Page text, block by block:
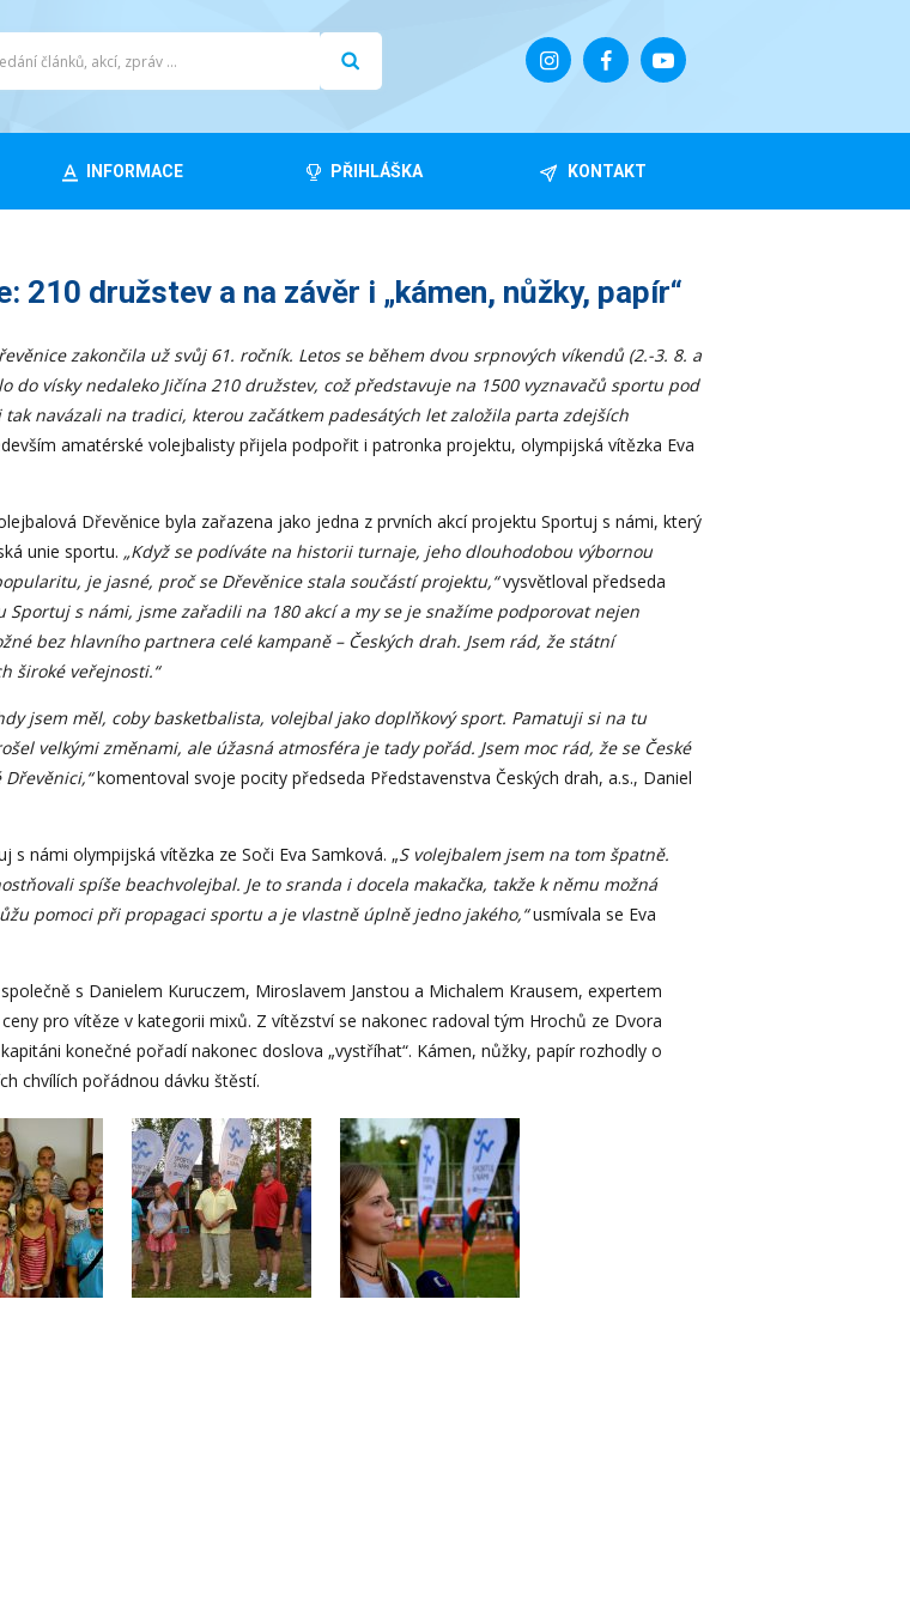
INFORMACE PŘIHLÁŠKA KONTAKT
210 družstev a na závěr i „kámen, nůžky, papír“
zakončila už svůj 61. ročník. Letos se během dvou srpnových víkendů (2.-3. 8. a
do vísky nedaleko Jičína 210 družstev, což představuje na 1500 vyznavačů sportu pod
tak navázali na tradici, kterou začátkem padesátých let založila parta zdejších
amatérské volejbalisty přijela podpořit i patronka projektu, olympijská vítězka Eva
Dřevěnice byla zařazena jako jedna z prvních akcí projektu Sportuj s námi, který
unie sportu. „Když se podíváte na historii turnaje, jeho dlouhodobou výbornou
je jasné, proč se Dřevěnice stala součástí projektu,“vysvětloval předseda
Sportuj s námi, jsme zařadili na 180 akcí a my se je snažíme podporovat nejen
bez hlavního partnera celé kampaně – Českých drah. Jsem rád, že státní
široké veřejnosti.“
jsem měl, coby basketbalista, volejbal jako doplňkový sport. Pamatuji si na tu
velkými změnami, ale úžasná atmosféra je tady pořád. Jsem moc rád, že se České
komentoval svoje pocity předseda Představenstva Českých drah, a.s., Daniel
námi olympijská vítězka ze Soči Eva Samková. „S volejbalem jsem na tom špatně.
spíše beachvolejbal. Je to sranda i docela makačka, takže k němu možná
pomoci při propagaci sportu a je vlastně úplně jedno jakého,“usmívala se Eva
s Danielem Kuruczem, Miroslavem Janstou a Michalem Krausem, expertem
pro vítěze v kategorii mixů. Z vítězství se nakonec radoval tým Hrochů ze Dvora
konečné pořadí nakonec doslova „vystříhat“. Kámen, nůžky, papír rozhodly o
chvílích pořádnou dávku štěstí.